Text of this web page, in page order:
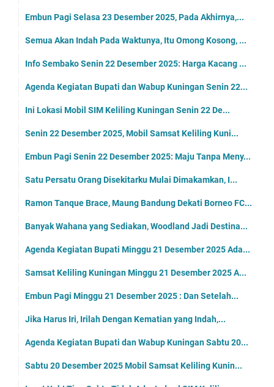
Embun Pagi Selasa 23 Desember 2025, Pada Akhirnya,...
Semua Akan Indah Pada Waktunya, Itu Omong Kosong, ...
Info Sembako Senin 22 Desember 2025: Harga Kacang ...
Agenda Kegiatan Bupati dan Wabup Kuningan Senin 22...
Ini Lokasi Mobil SIM Keliling Kuningan Senin 22 De...
Senin 22 Desember 2025, Mobil Samsat Keliling Kuni...
Embun Pagi Senin 22 Desember 2025: Maju Tanpa Meny...
Satu Persatu Orang Disekitarku Mulai Dimakamkan, I...
Ramon Tanque Brace, Maung Bandung Dekati Borneo FC...
Banyak Wahana yang Sediakan, Woodland Jadi Destina...
Agenda Kegiatan Bupati Minggu 21 Desember 2025 Ada...
Samsat Keliling Kuningan Minggu 21 Desember 2025 A...
Embun Pagi Minggu 21 Desember 2025 : Dan Setelah...
Jika Harus Iri, Irilah Dengan Kematian yang Indah,...
Agenda Kegiatan Bupati dan Wabup Kuningan Sabtu 20...
Sabtu 20 Desember 2025 Mobil Samsat Keliling Kunin...